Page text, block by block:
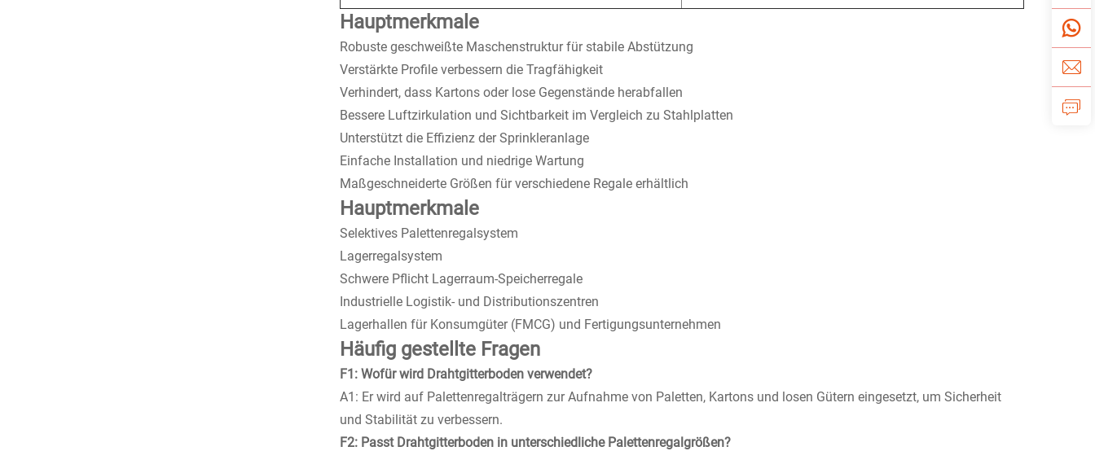
Hauptmerkmale
Robuste geschweißte Maschenstruktur für stabile Abstützung
Verstärkte Profile verbessern die Tragfähigkeit
Verhindert, dass Kartons oder lose Gegenstände herabfallen
Bessere Luftzirkulation und Sichtbarkeit im Vergleich zu Stahlplatten
Unterstützt die Effizienz der Sprinkleranlage
Einfache Installation und niedrige Wartung
Maßgeschneiderte Größen für verschiedene Regale erhältlich
Hauptmerkmale
Selektives Palettenregalsystem
Lagerregalsystem
Schwere Pflicht Lagerraum-Speicherregale
Industrielle Logistik- und Distributionszentren
Lagerhallen für Konsumgüter (FMCG) und Fertigungsunternehmen
Häufig gestellte Fragen
F1: Wofür wird Drahtgitterboden verwendet?
A1: Er wird auf Palettenregalträgern zur Aufnahme von Paletten, Kartons und losen Gütern eingesetzt, um Sicherheit
und Stabilität zu verbessern.
F2: Passt Drahtgitterboden in unterschiedliche Palettenregalgrößen?